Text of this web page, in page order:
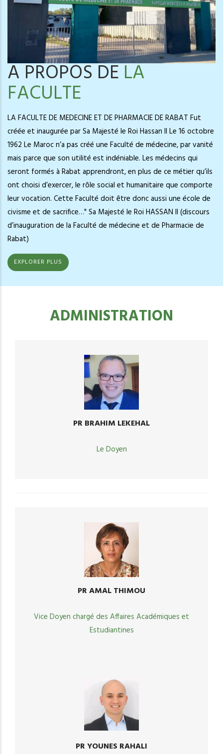
A PROPOS DELA
FACULTE
LA FACULTE DE MEDECINE ET DE PHARMACIE DE RABAT Fut
créée et inaugurée par Sa Majesté le Roi Hassan II Le 16 octobre
1962 Le Maroc n’a pas créé une Faculté de médecine, par vanité
mais parce que son utilité est indéniable. Les médecins qui
seront formés à Rabat apprendront, en plus de ce métier qu’ils
ont choisi d’exercer, le rôle social et humanitaire que comporte
leur vocation. Cette Faculté doit être donc aussi une école de
civisme et de sacrifice…" Sa Majesté le Roi HASSAN II (discours
d’inauguration de la Faculté de médecine et de Pharmacie de
Rabat)
EXPLORER PLUS
ADMINISTRATION
PR BRAHIM LEKEHAL
Le Doyen
PR AMAL THIMOU
Vice Doyen chargé des Affaires Académiques et
Estudiantines
PR YOUNES RAHALI